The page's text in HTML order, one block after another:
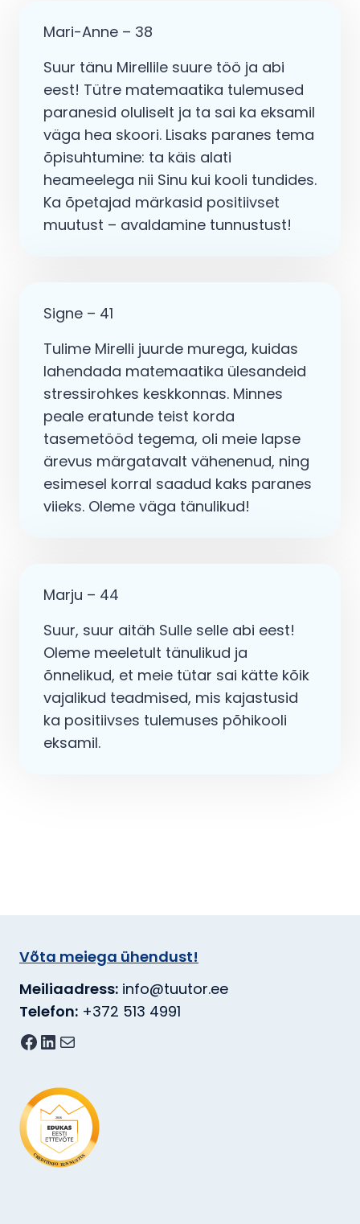
Mari-Anne – 38
Suur tänu Mirellile suure töö ja abi
eest! Tütre matemaatika tulemused
paranesid oluliselt ja ta sai ka eksamil
väga hea skoori. Lisaks paranes tema
õpisuhtumine: ta käis alati
heameelega nii Sinu kui kooli tundides.
Ka õpetajad märkasid positiivset
muutust – avaldamine tunnustust!
Signe – 41
Tulime Mirelli juurde murega, kuidas
lahendada matemaatika ülesandeid
stressirohkes keskkonnas. Minnes
peale eratunde teist korda
tasemetööd tegema, oli meie lapse
ärevus märgatavalt vähenenud, ning
esimesel korral saadud kaks paranes
viieks. Oleme väga tänulikud!
Marju – 44
Suur, suur aitäh Sulle selle abi eest!
Oleme meeletult tänulikud ja
õnnelikud, et meie tütar sai kätte kõik
vajalikud teadmised, mis kajastusid
ka positiivses tulemuses põhikooli
eksamil.
Võta meiega ühendust!
Meiliaadress: info@tuutor.ee
Telefon: +372 513 4991
Facebook
LinkedIn
E-post
2026
CREDITINFO TUNNUSTUS